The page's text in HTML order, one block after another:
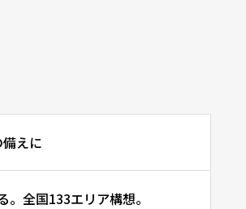
えに
全国133エリア構想。